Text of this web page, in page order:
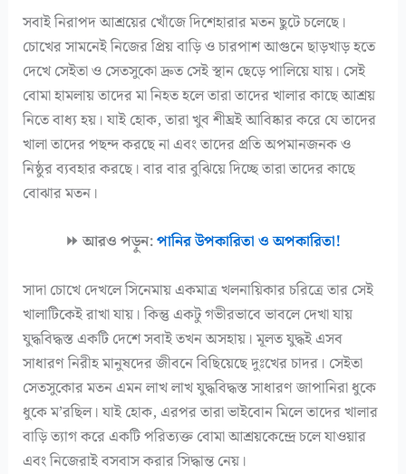
সবাই নিরাপদ আশ্রয়ের খোঁজে দিশেহারার মতন ছুটে চলেছে।
চোখের সামনেই নিজের প্রিয় বাড়ি ও চারপাশ আগুনে ছাড়খাড় হতে
দেখে সেইতা ও সেতসুকো দ্রুত সেই স্থান ছেড়ে পালিয়ে যায়। সেই
বোমা হামলায় তাদের মা নিহত হলে তারা তাদের খালার কাছে আশ্রয়
নিতে বাধ্য হয়। যাই হোক, তারা খুব শীঘ্রই আবিষ্কার করে যে তাদের
খালা তাদের পছন্দ করছে না এবং তাদের প্রতি অপমানজনক ও
নিষ্ঠুর ব্যবহার করছে। বার বার বুঝিয়ে দিচ্ছে তারা তাদের কাছে
বোঝার মতন।
⏩ আরও পড়ুন:পানির উপকারিতা ও অপকারিতা!
সাদা চোখে দেখলে সিনেমায় একমাত্র খলনায়িকার চরিত্রে তার সেই
খালাটিকেই রাখা যায়। কিন্তু একটু গভীরভাবে ভাবলে দেখা যায়
যুদ্ধবিদ্ধস্ত একটি দেশে সবাই তখন অসহায়। মূলত যুদ্ধই এসব
সাধারণ নিরীহ মানুষদের জীবনে বিছিয়েছে দুঃখের চাদর। সেইতা
সেতসুকোর মতন এমন লাখ লাখ যুদ্ধবিদ্ধস্ত সাধারণ জাপানিরা ধুকে
ধুকে ম’রছিল। যাই হোক, এরপর তারা ভাইবোন মিলে তাদের খালার
বাড়ি ত্যাগ করে একটি পরিত্যক্ত বোমা আশ্রয়কেন্দ্রে চলে যাওয়ার
এবং নিজেরাই বসবাস করার সিদ্ধান্ত নেয়।